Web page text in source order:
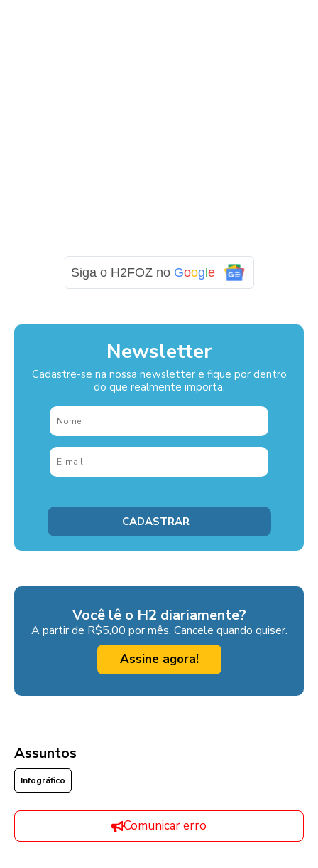
Siga o H2FOZ no Google
Newsletter
Cadastre-se na nossa newsletter e fique por dentro
do que realmente importa.
Você lê o H2 diariamente?
A partir de R$5,00 por mês. Cancele quando quiser.
Assine agora!
Assuntos
Infográfico
Comunicar erro